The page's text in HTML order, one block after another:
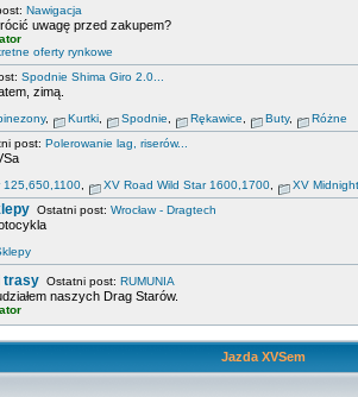
Nawigacja
uwagę przed zakupem?
oferty rynkowe
Spodnie Shima Giro 2.0...
zimą.
, Kurtki Spodnie Rękawice Buty, Różne
post: Polerowanie lag, riserów...
125,650,1100 XV Road Wild Star 1600,1700 XV
Ostatni post: Wrocław - Dragtech
trasy Ostatni post: RUMUNIA
naszych Drag Starów.
Jazda XVSem